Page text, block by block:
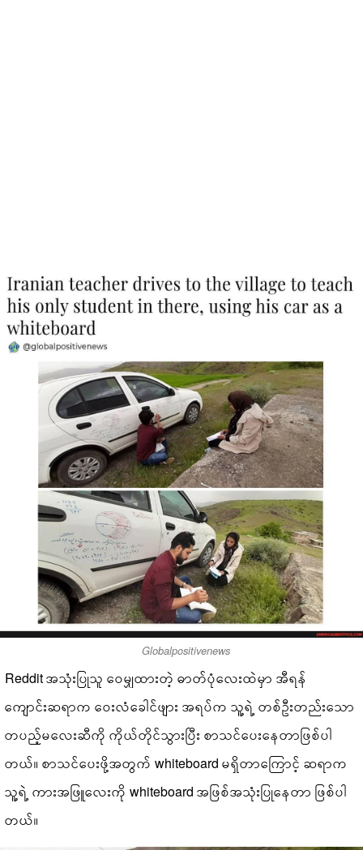
Globalpositivenews
Reddit အသုံးပြုသူ ဝေမျှထားတဲ့ ဓာတ်ပုံလေးထဲမှာ အီရန်
ကျောင်းဆရာက ဝေးလံခေါင်ဖျား အရပ်က သူ့ရဲ့ တစ်ဦးတည်းသော
တပည့်မလေးဆီကို ကိုယ်တိုင်သွားပြီး စာသင်ပေးနေတာဖြစ်ပါ
တယ်။ စာသင်ပေးဖို့အတွက် whiteboard မရှိတာကြောင့် ဆရာက
သူ့ရဲ့ ကားအဖြူလေးကို whiteboard အဖြစ်အသုံးပြုနေတာ ဖြစ်ပါ
တယ်။